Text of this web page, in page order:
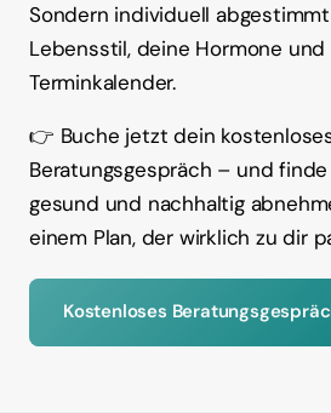
Sondern individuell abgestimmt
Lebensstil, deine Hormone und
Terminkalender.
👉 Buche jetzt dein
Beratungsgespräch – und finde
gesund und nachhaltig
einem Plan, der wirklich zu dir
Kostenloses